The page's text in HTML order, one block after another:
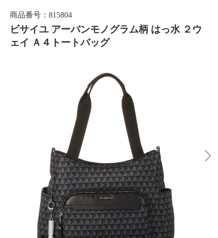
商品番号：815804
ビサイユ アーバンモノグラム柄 はっ水 ２ウ
ェイ Ａ４トートバッグ